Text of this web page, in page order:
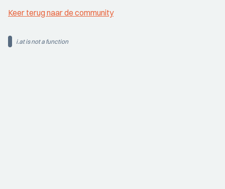
Keer terug naar de community
i.at is not a function